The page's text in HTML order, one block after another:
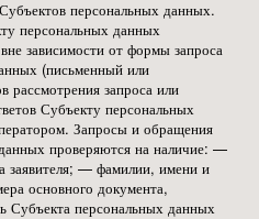
персональных данных.
персональных данных
зависимости от формы запроса
(письменный или
рассмотрения запроса или
Субъекту персональных
Запросы и обращения
проверяются на наличие: —
заявителя; — фамилии, имени и
основного документа,
Субъекта персональных данных